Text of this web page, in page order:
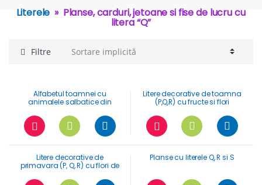
Literele » Planse, carduri, jetoane si fise de lucru cu
litera “Q”
Filtre
Alfabetul toamnei cu
animalele salbatice din
Litere decorative de toamna
(P,Q,R) cu fructe si flori
Litere decorative de
primavara (P, Q, R) cu flori de
Planse cu literele Q, R si S